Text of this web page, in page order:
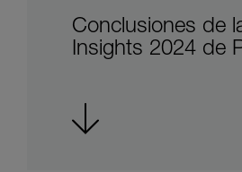
Conclusiones de
Insights 2024 de